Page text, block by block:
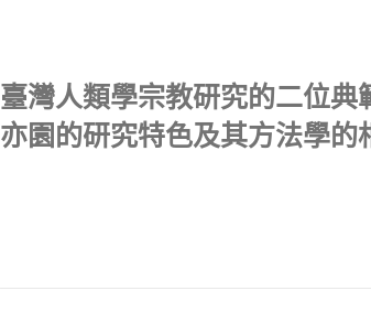
臺灣人類學宗教研究的二位典
亦園的研究特色及其方法學的